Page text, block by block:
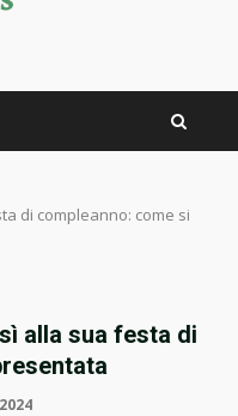
di compleanno: come si
alla sua festa di